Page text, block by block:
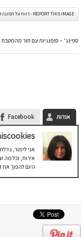
REPORT THIS IMAGE - דווח על תמונה זו
ספינג’ – סופגניות עם חור
אודות Facebook
אני לימור,
אירוח, וכל מה
היום להפוך את